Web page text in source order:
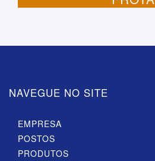
NAVEGUE NO SITE
EMPRESA
POSTOS
PRODUTOS